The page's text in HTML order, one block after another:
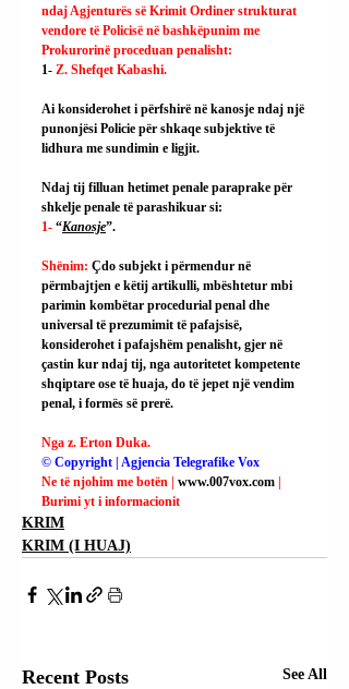
ndaj Agjenturës së Krimit Ordiner strukturat
vendore të Policisë në bashkëpunim me
Prokurorinë proceduan penalisht:
1- Z. Shefqet Kabashi.
Ai konsiderohet i përfshirë në kanosje ndaj një
punonjësi Policie për shkaqe subjektive të
lidhura me sundimin e ligjit.
Ndaj tij filluan hetimet penale paraprake për
shkelje penale të parashikuar si:
1- “Kanosje”.
Shënim: Çdo subjekt i përmendur në
përmbajtjen e këtij artikulli, mbështetur mbi
parimin kombëtar procedurial penal dhe
universal të prezumimit të pafajsisë,
konsiderohet i pafajshëm penalisht, gjer në
çastin kur ndaj tij, nga autoritetet kompetente
shqiptare ose të huaja, do të jepet një vendim
penal, i formës së prerë.
Nga z. Erton Duka.
© Copyright | Agjencia Telegrafike Vox
Ne të njohim me botën | www.007vox.com
Burimi yt i informacionit
KRIM
KRIM (I HUAJ)
Recent Posts See All